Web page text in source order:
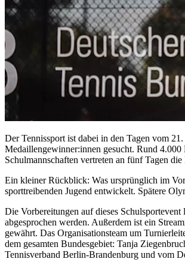
Der Tennissport ist dabei in den Tagen vom
Medaillengewinner:innen gesucht. Rund 4.000
Schulmannschaften vertreten an fünf Tagen
Ein kleiner Rückblick: Was ursprünglich im
sporttreibenden Jugend entwickelt. Spätere
Die Vorbereitungen auf dieses
abgesprochen werden. Außerdem ist ein
gewährt. Das Organisationsteam um
dem gesamten Bundesgebiet: Tanja
Tennisverband Berlin-Brandenburg und vom